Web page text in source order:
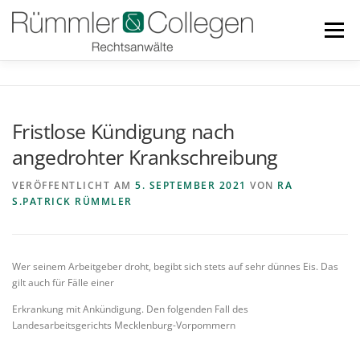
Inhalt
Menü
DOWNLOADS KONTAKT
Fristlose Kündigung nach
angedrohter Krankschreibung
VERÖFFENTLICHT AM 5. SEPTEMBER 2021 VON RA
S.PATRICK RÜMMLER
Wer seinem Arbeitgeber droht, begibt sich stets auf sehr dünnes Eis. Das
gilt auch für Fälle einer
Erkrankung mit Ankündigung. Den folgenden Fall des
Landesarbeitsgerichts Mecklenburg-Vorpommern